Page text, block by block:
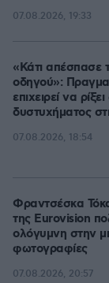
07.08.2026, 19:33
«Κάτι απέσπασε
οδηγού»:
επιχειρεί να
δυστυχήματος
07.08.2026, 18:54
Φραντσέσκα
της Eurovision
ολόγυμνη στην
φωτογραφίες
07.08.2026, 20:57